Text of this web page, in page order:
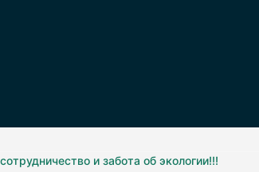
и забота об экологии!!!